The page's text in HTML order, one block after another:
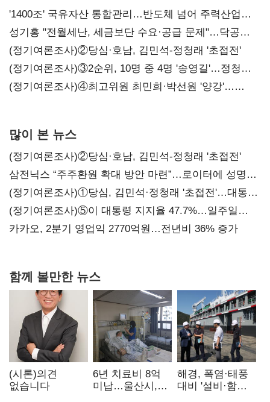
'1400조' 국유자산 통합관리…반도체 넘어 주력산업
구조혁신
성기홍 "전월세난, 세금보단 수요·공급 문제"…닥공
시사
(정기여론조사)②당심·호남, 김민석-정청래 '초접전'
(정기여론조사)③2순위, 10명 중 4명 '송영길'…정청래
'한 자릿수'
(정기여론조사)④최고위원 최민희·박선원 '양강'…
많이 본 뉴스
(정기여론조사)②당심·호남, 김민석-정청래 '초접전'
삼전닉스 “주주환원 확대 방안 마련”…로이터에 성명
보내
(정기여론조사)①당심, 김민석·정청래 '초접전'…대통령
지지도 '50% 아래로'(종합)
(정기여론조사)⑤이 대통령 지지율 47.7%…일주일
만에 다시 40%대
카카오, 2분기 영업익 2770억원…전년비 36% 증가
함께 볼만한 뉴스
(시론)의견
없습니다
6년 치료비 8억
미납…울산시,
해경, 폭염·태풍
대비 '설비·함정'